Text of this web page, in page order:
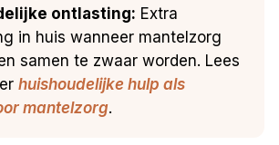
ontlasting: Extra
in huis wanneer mantelzorg
samen te zwaar worden. Lees
huishoudelijke hulp als
mantelzorg.